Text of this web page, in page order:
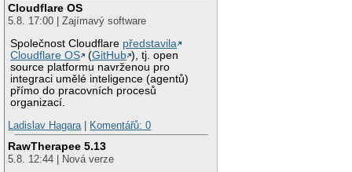
Cloudflare OS
5.8. 17:00 | Zajímavý software
Společnost Cloudflare představila
Cloudflare OS
(GitHub ), tj. open
source platformu navrženou pro
integraci umělé inteligence (agentů)
přímo do pracovních procesů
organizací.
Ladislav Hagara| Komentářů: 0
RawTherapee 5.13
5.8. 12:44 | Nová verze